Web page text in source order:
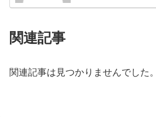
関連記事
関連記事は見つかりませんでした。